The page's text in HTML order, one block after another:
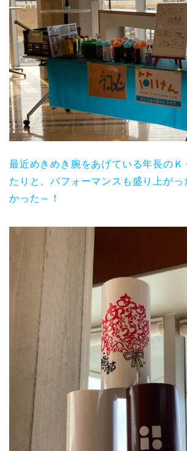
最近めきめき腕をあげている年長のＫ
たりと、パフォーマンスも盛り上がっ
かった～！